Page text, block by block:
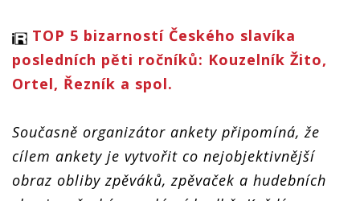
TOP 5 bizarností Českého slavíka
posledních pěti ročníků: Kouzelník Žito,
Ortel, Řezník a spol.
Současně organizátor ankety připomíná, že
cílem ankety je vytvořit co nejobjektivnější
obraz obliby zpěváků, zpěvaček a hudebních